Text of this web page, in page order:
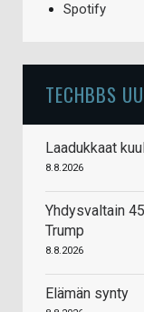
Spotify
TECHBBS
Laadukkaat
8.8.2026
Yhdysvaltain
Trump
8.8.2026
Elämän synty